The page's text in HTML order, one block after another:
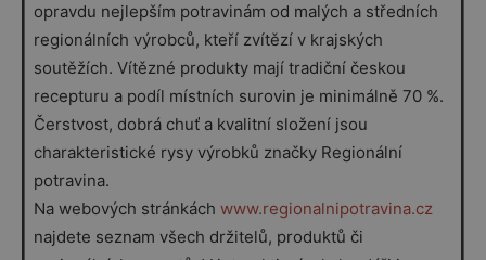
opravdu nejlepším potravinám od malých a středních
regionálních výrobců, kteří zvítězí v krajských
soutěžích. Vítězné produkty mají tradiční českou
recepturu a podíl místních surovin je minimálně 70 %.
Čerstvost, dobrá chuť a kvalitní složení jsou
charakteristické rysy výrobků značky Regionální
potravina.
Na webových stránkách www.regionalnipotravina.cz
najdete seznam všech držitelů, produktů či